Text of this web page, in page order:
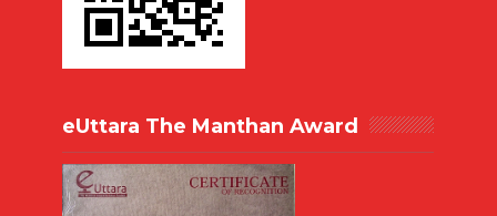
eUttara The Manthan Award